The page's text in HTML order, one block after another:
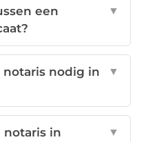
een
▼
notaris nodig in
▼
notaris in
▼